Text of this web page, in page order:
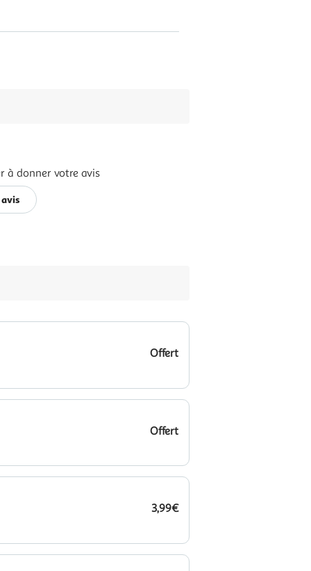
à donner votre avis
Offert
Offert
3,99€